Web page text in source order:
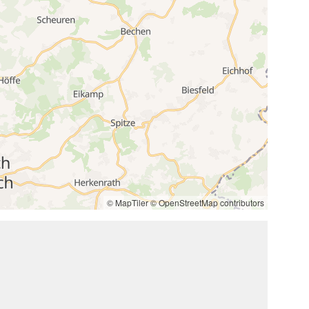
6
© MapTiler© OpenStreetMap contributors